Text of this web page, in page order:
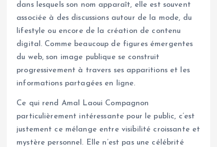
dans lesquels son nom apparaît, elle est souvent
associée à des discussions autour de la mode, du
lifestyle ou encore de la création de contenu
digital. Comme beaucoup de figures émergentes
du web, son image publique se construit
progressivement à travers ses apparitions et les
informations partagées en ligne.
Ce qui rend Amal Laoui Compagnon
particulièrement intéressante pour le public, c’est
justement ce mélange entre visibilité croissante et
mystère personnel. Elle n’est pas une célébrité